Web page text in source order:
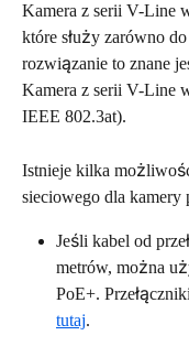
Kamera z serii V-Line
które służy zarówno
rozwiązanie to znane
Kamera z serii V-Line
IEEE 802.3at).
Istnieje kilka
sieciowego dla
Jeśli kabel od
metrów, można
PoE+.
tutaj.